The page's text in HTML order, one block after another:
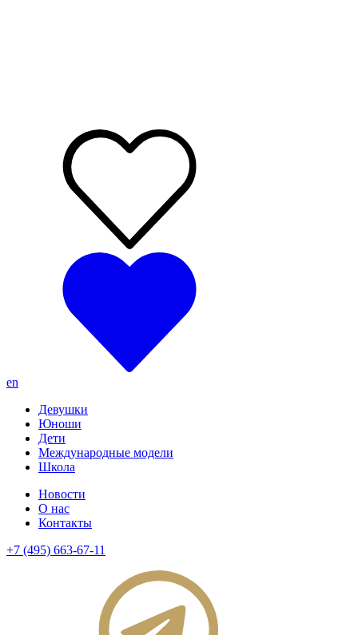
en
Девушки
Юноши
Дети
Международные модели
Школа
Новости
О нас
Контакты
+7 (495) 663-67-11